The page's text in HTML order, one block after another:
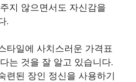
지 않으면서도 자신감을
.
타일에 사치스러운 가격표
는 것을 잘 알고 있습니다.
련된 장인 정신을 사용하기